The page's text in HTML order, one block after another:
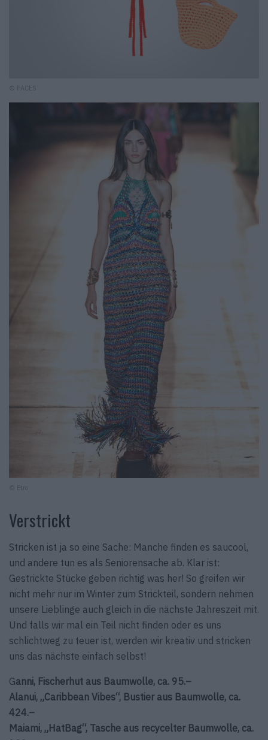
© FACES
© Etro
Verstrickt
Stricken ist ja so eine Sache: Manche finden es saucool,
und andere tun es als Seniorensache ab. Klar ist:
Gestrickte Stücke geben richtig was her! So greifen wir
nicht mehr nur im Winter zum Strickteil, sondern nehmen
unsere Lieblinge auch gleich in die nächste Jahreszeit mit.
Und falls wir mal ein Teil nicht finden oder es uns
schlichtweg zu teuer ist, werden wir kreativ und stricken
uns das nächste einfach selbst!
Ganni, Fischerhut aus Baumwolle, ca. 95.–
Alanui, „Caribbean Vibes“, Bustier aus Baumwolle, ca.
424.–
Maiami, „HatBag“, Tasche aus recycelter Baumwolle, ca.